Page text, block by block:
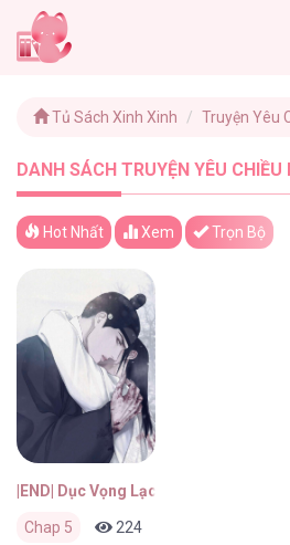
Tủ Sách Xinh Xinh Truyện Yêu
DANH SÁCH TRUYỆN YÊU CHIỀU MỚI
Hot Nhất Xem Trọn Bộ
|END| Dục Vọng Lạc Lối
Chap 5 224